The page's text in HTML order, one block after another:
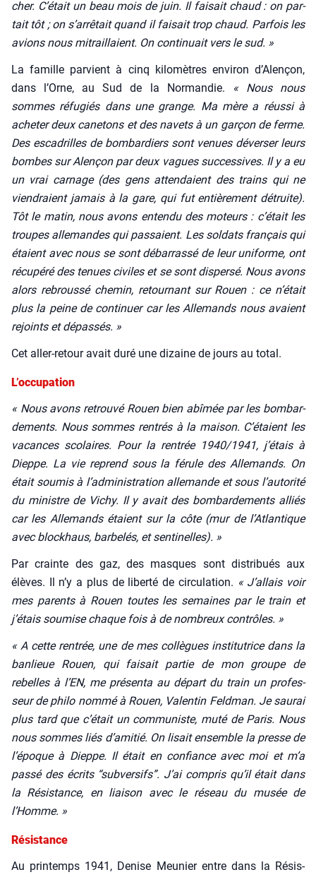
cher. C’était un beau mois de juin. Il fai­sait chaud : on par­
tait tôt ; on s’arrêtait quand il fai­sait trop chaud. Par­fois les
avions nous mitraillaient. On conti­nuait vers le sud. »
La famille par­vient à cinq kilo­mètres envi­ron d’A­len­çon,
dans l’Orne, au Sud de la Nor­man­die.
« Nous nous
sommes réfu­giés dans une grange. Ma mère a réus­si à
ache­ter deux cane­tons et des navets à un gar­çon de ferme.
Des esca­drilles de bom­bar­diers sont venues déver­ser leurs
bombes sur Alen­çon par deux vagues suc­ces­sives. Il y a eu
un vrai car­nage (des gens atten­daient des trains qui ne
vien­draient jamais à la gare, qui fut entiè­re­ment détruite).
Tôt le matin, nous avons enten­du des moteurs : c’était les
troupes alle­mandes qui pas­saient. Les sol­dats fran­çais qui
étaient avec nous se sont débar­ras­sé de leur uni­forme, ont
récu­pé­ré des tenues civiles et se sont dis­per­sé. Nous avons
alors rebrous­sé che­min, retour­nant sur Rouen : ce n’était
plus la peine de conti­nuer car les Alle­mands nous avaient
rejoints et dépas­sés. »
Cet aller-retour avait duré une dizaine de jours au total.
L’occupation
« Nous avons retrou­vé Rouen bien abî­mée par les bom­bar­
de­ments. Nous sommes ren­trés à la mai­son. C’étaient les
vacances sco­laires. Pour la ren­trée 1940/1941, j’étais à
Dieppe. La vie reprend sous la férule des Alle­mands. On
était sou­mis à l’administration alle­mande et sous l’autorité
du ministre de Vichy. Il y avait des bom­bar­de­ments alliés
car les Alle­mands étaient sur la côte (mur de l’Atlantique
avec block­haus, bar­be­lés, et sen­ti­nelles). »
Par crainte des gaz, des masques sont dis­tri­bués aux
élèves. Il n’y a plus de liber­té de cir­cu­la­tion. « J’allais voir
mes parents à Rouen toutes les semaines par le train et
j’étais sou­mise chaque fois à de nom­breux contrôles. »
« A cette ren­trée, une de mes col­lègues ins­ti­tu­trice dans la
ban­lieue Rouen, qui fai­sait par­tie de mon groupe de
rebelles à l’EN, me pré­sen­ta au départ du train un pro­fes­
seur de phi­lo nom­mé à Rouen, Valen­tin Feld­man. Je sau­rai
plus tard que c’était un com­mu­niste, muté de Paris. Nous
nous sommes liés d’a­mi­tié. On lisait ensemble la presse de
l’époque à Dieppe. Il était en confiance avec moi et m’a
pas­sé des écrits “sub­ver­sifs”. J’ai com­pris qu’il était dans
la Résis­tance, en liai­son avec le réseau du musée de
l’Homme. »
Résistance
Au prin­temps 1941, Denise Meu­nier entre dans la Résis­